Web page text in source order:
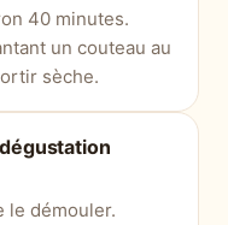
40 minutes.
un couteau au
sèche.
le démouler.